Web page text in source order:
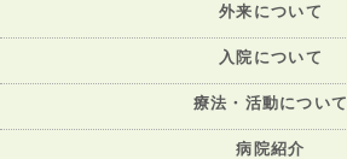
外来について
入院について
療法・活動について
病院紹介